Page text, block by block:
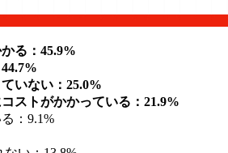
る：45.9%
いない：25.0%
ストがかかっている：21.9%
：9.1%